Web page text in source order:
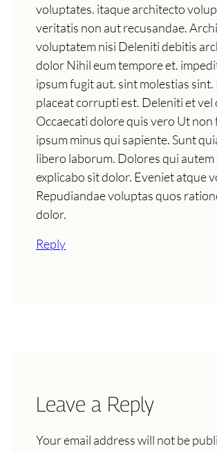
voluptates. itaque architecto
veritatis non aut recusandae.
voluptatem nisi Deleniti debitis
dolor Nihil eum tempore et.
ipsum fugit aut. sint molestias
placeat corrupti est. Deleniti et vel
Occaecati dolore quis vero Ut non
ipsum minus qui sapiente. Sunt
libero laborum. Dolores qui autem
explicabo sit dolor. Eveniet atque
Repudiandae voluptas quos
dolor.
Reply
Leave a Reply
Your email address will not be